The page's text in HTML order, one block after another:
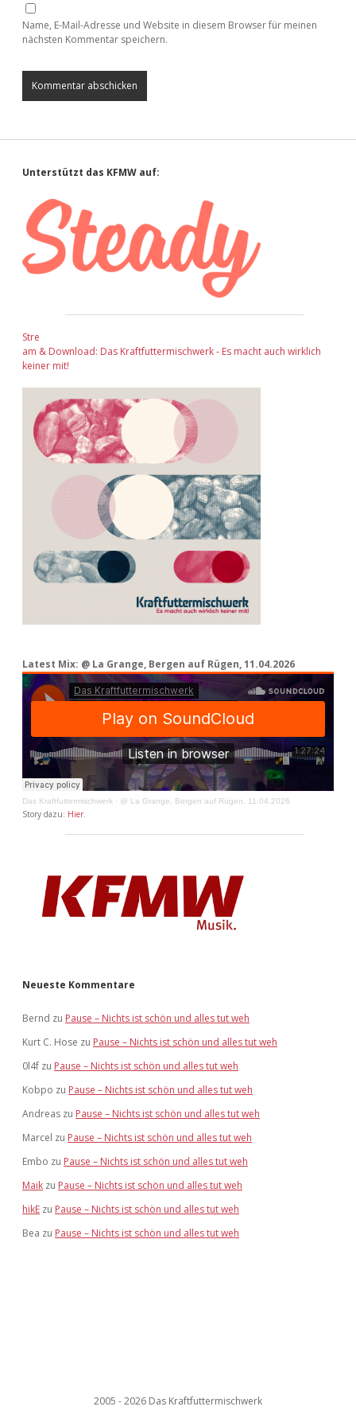
Name, E-Mail-Adresse und Website in diesem Browser für meinen
nächsten Kommentar speichern.
Sidebar
Unterstützt das KFMW auf:
Stre
am & Download: Das Kraftfuttermischwerk - Es macht auch wirklich
keiner mit!
Latest Mix: @ La Grange, Bergen auf Rügen, 11.04.2026
Das Kraftfuttermischwerk · @ La Grange, Bergen auf Rügen, 11.04.2026
Story dazu: Hier
Neueste Kommentare
Bernd zu Pause – Nichts ist schön und alles tut weh
Kurt C. Hose zu Pause – Nichts ist schön und alles tut weh
0l4f zu Pause – Nichts ist schön und alles tut weh
Kobpo zu Pause – Nichts ist schön und alles tut weh
Andreas zu Pause – Nichts ist schön und alles tut weh
Marcel zu Pause – Nichts ist schön und alles tut weh
Embo zu Pause – Nichts ist schön und alles tut weh
Maik zu Pause – Nichts ist schön und alles tut weh
hikE zu Pause – Nichts ist schön und alles tut weh
Bea zu Pause – Nichts ist schön und alles tut weh
2005 - 2026 Das Kraftfuttermischwerk